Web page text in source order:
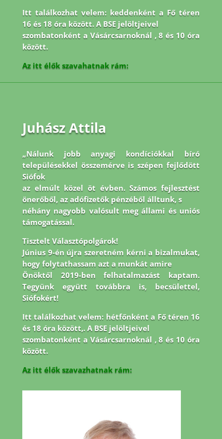
Itt találkozhat velem: keddenként a Fő téren
16 és 18 óra között. A BSE jelöltjeivel
szombatonként a Vásárcsarnoknál , 8 és 10 óra
között.
Az itt élők szavahatnak rám:
Juhász Attila
„Nálunk jobb anyagi kondíciókkal bíró
településekkel összemérve is szépen fejlődött
Siófok
az elmúlt közel öt évben. Számos fejlesztést
önerőből, az adófizetők pénzéből álltunk, s
néhány nagyobb valósult meg állami és uniós
támogatással.
Tisztelt Választópolgárok!
Június 9-én újra szeretném kérni a bizalmukat,
hogy folytathassam azt a munkát amire
Önöktől 2019-ben felhatalmazást kaptam.
Tegyünk együtt továbbra is, becsülettel,
Siófokért!
Itt találkozhat velem: hétfőnként a Fő téren 16
és 18 óra között,. A BSE jelöltjeivel
szombatonként a Vásárcsarnoknál , 8 és 10 óra
között.
Az itt élők szavazhatnak rám: